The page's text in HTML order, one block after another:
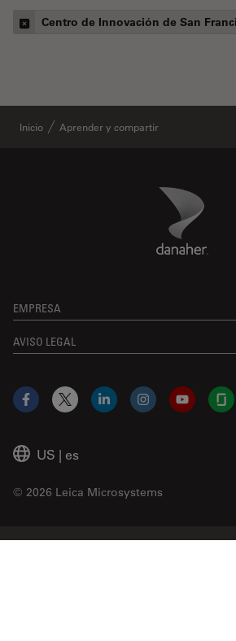
Centro de Innovación de San
Inicio Aprender y compartir
Danaher Logo
EMPRESA
AVISO LEGAL
US | es
© 2026 Leica Microsystems
Facebook
X LinkedInInstagramYouTube